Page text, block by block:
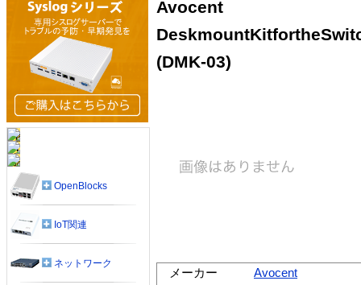
Avocent
(DMK-03)
メーカー
Avocent
OpenBlocks
IoT関連
ネットワーク